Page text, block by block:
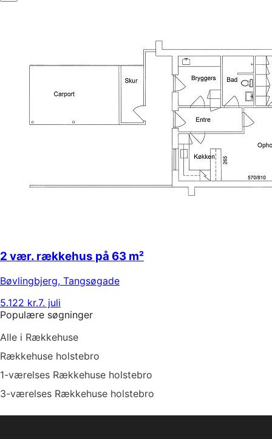
2 vær. rækkehus på 63 m²
Bøvlingbjerg, Tangsøgade
5.122 kr.7. juli
Populære søgninger
Alle i Rækkehuse
Rækkehuse holstebro
1-værelses Rækkehuse holstebro
3-værelses Rækkehuse holstebro